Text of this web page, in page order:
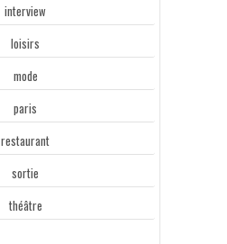
interview
loisirs
mode
paris
restaurant
sortie
théâtre